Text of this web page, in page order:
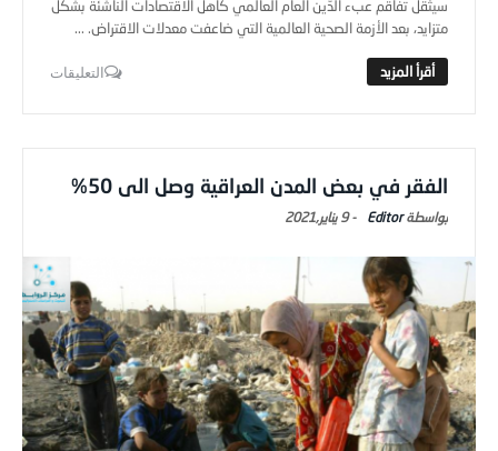
سيثقل تفاقم عبء الدَّين العام العالمي كاهل الاقتصادات الناشئة بشكل
متزايد، بعد الأزمة الصحية العالمية التي ضاعفت معدلات الاقتراض. ...
التعليقات
الفقر في بعض المدن العراقية وصل الى 50%
Editor
-9 يناير,2021